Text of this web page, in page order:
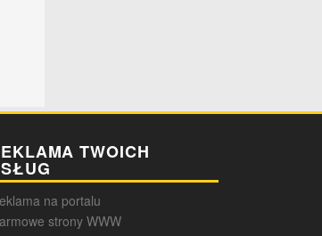
TWOICH
na portalu
strony WWW